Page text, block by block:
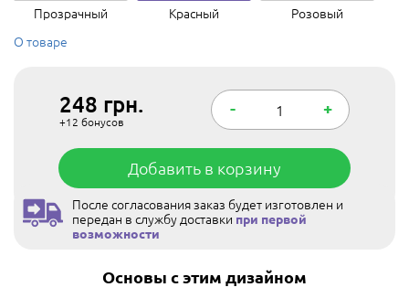
Прозрачный Красный
Розовый
О товаре
248 грн.
+12 бонусов
- +
Добавить в корзину
После согласования заказ будет изготовлен и
передан в службу доставки при первой
возможности
Основы с этим дизайном